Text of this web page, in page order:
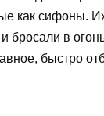
как сифоны.
бросали в
быстро